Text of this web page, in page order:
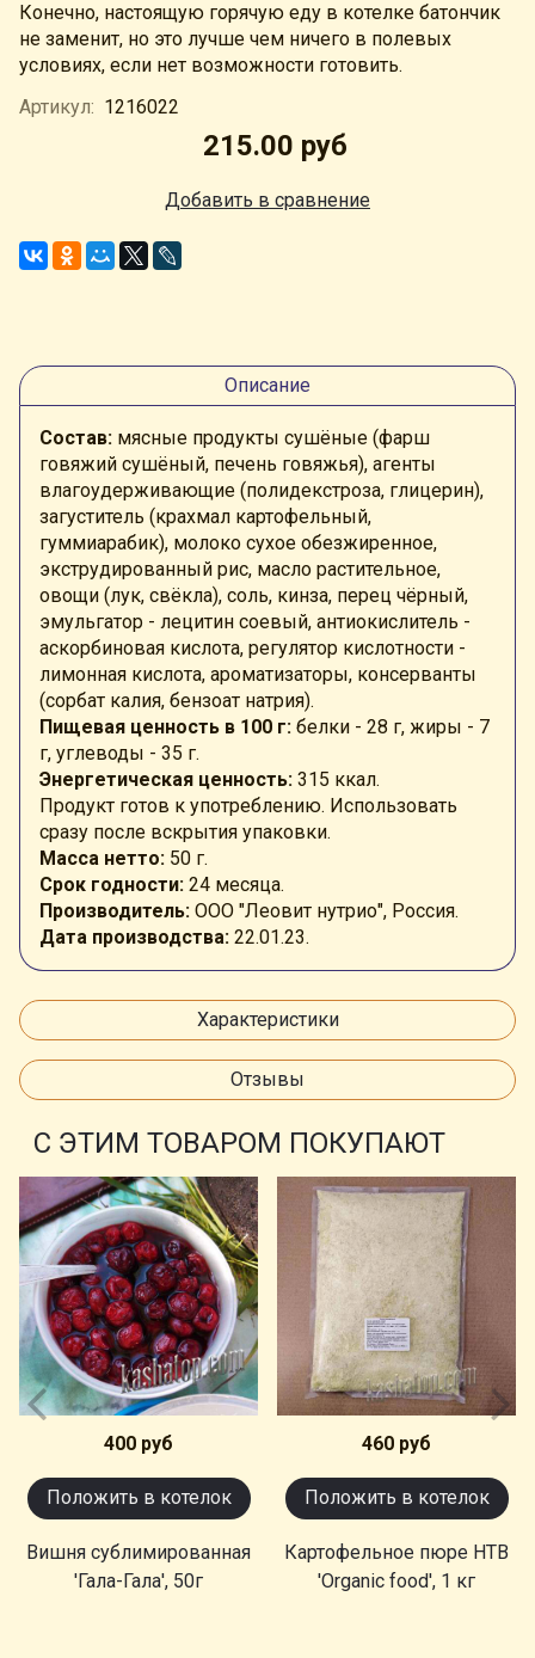
Конечно, настоящую горячую еду в котелке батончик
не заменит, но это лучше чем ничего в полевых
условиях, если нет возможности готовить.
Артикул: 1216022
215.00 руб
Добавить в сравнение
Описание
Состав: мясные продукты сушёные (фарш
говяжий сушёный, печень говяжья), агенты
влагоудерживающие (полидекстроза, глицерин),
загуститель (крахмал картофельный,
гуммиарабик), молоко сухое обезжиренное,
экструдированный рис, масло растительное,
овощи (лук, свёкла), соль, кинза, перец чёрный,
эмульгатор - лецитин соевый, антиокислитель -
аскорбиновая кислота, регулятор кислотности -
лимонная кислота, ароматизаторы, консерванты
(сорбат калия, бензоат натрия).
Пищевая ценность в 100 г: белки - 28 г, жиры - 7
г, углеводы - 35 г.
Энергетическая ценность: 315 ккал.
Продукт готов к употреблению. Использовать
сразу после вскрытия упаковки.
Масса нетто: 50 г.
Срок годности: 24 месяца.
Производитель: ООО "Леовит нутрио", Россия.
Дата производства: 22.01.23.
Характеристики
Отзывы
С ЭТИМ ТОВАРОМ ПОКУПАЮТ
400 руб
Положить в котелок
Вишня сублимированная
'Гала-Гала', 50г
460 руб
Положить в котелок
Картофельное пюре НТВ
'Organic food', 1 кг